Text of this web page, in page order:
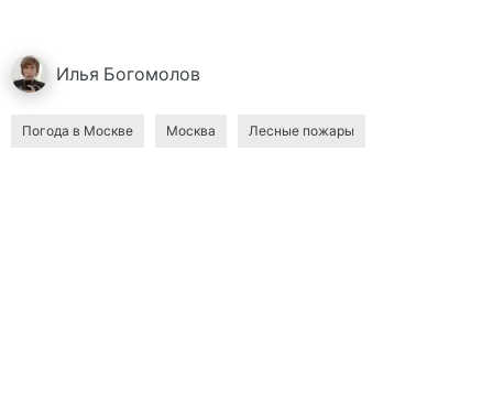
Илья Богомолов
Погода в Москве Москва Лесные пожары